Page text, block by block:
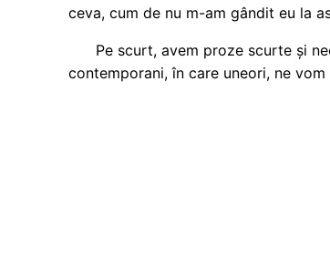
ceva, cum de nu m-am gândit eu la
Pe scurt, avem proze scurte și
contemporani, în care uneori, ne